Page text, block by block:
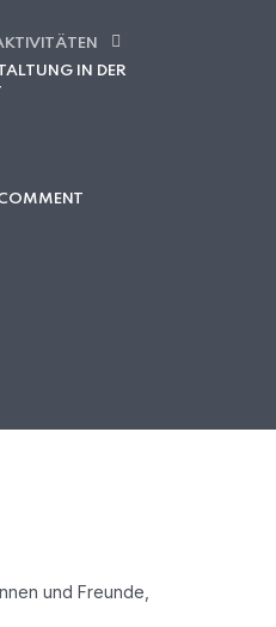
IN DER
und Freunde,